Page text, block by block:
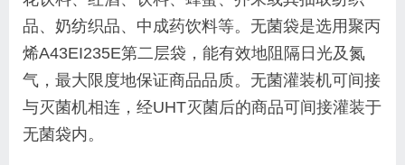
品、奶纺织品、中成药饮料等。无菌袋是选用聚丙
烯A43EI235E第二层袋，能有效地阻隔日光及氮
气，最大限度地保证商品品质。无菌灌装机可间接
与灭菌机相连，经UHT灭菌后的商品可间接灌装于
无菌袋内。